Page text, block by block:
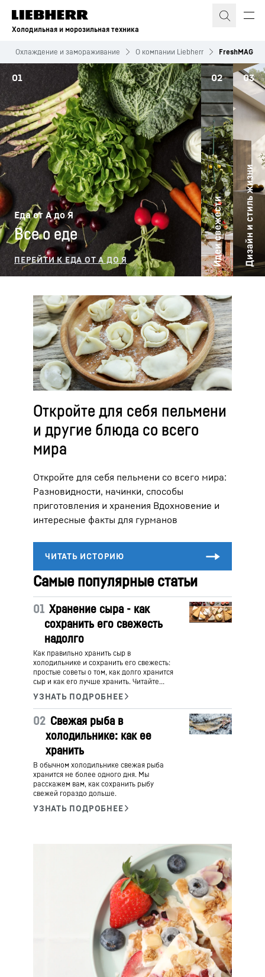
Холодильная и морозильная техника
Охлаждение и замораживание О компании Liebherr FreshMAG
01
Еда от А до Я
Все о еде
02
Идеи свежести
03
Дизайн и стиль жизни
Откройте для себя пельмени
и другие блюда со всего
мира
Откройте для себя пельмени со всего мира:
Разновидности, начинки, способы
приготовления и хранения Вдохновение и
интересные факты для гурманов
Самые популярные статьи
01 Хранение сыра - как
сохранить его свежесть
надолго
Как правильно хранить сыр в
холодильнике и сохранить его свежесть:
простые советы о том, как долго хранится
сыр и как его лучше хранить. Читайте
02 Свежая рыба в
холодильнике: как ее
хранить
В обычном холодильнике свежая рыба
хранится не более одного дня. Мы
расскажем вам, как сохранить рыбу
свежей гораздо дольше.